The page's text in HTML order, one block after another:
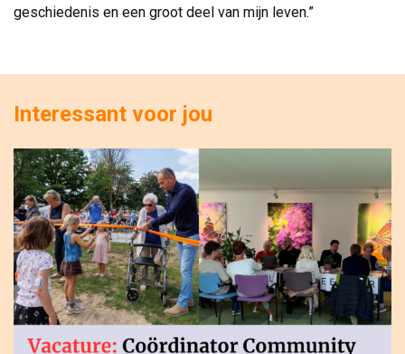
geschiedenis en een groot deel van mijn leven.”
Interessant voor jou